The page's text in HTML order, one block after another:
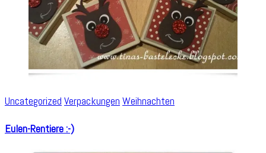
Uncategorized Verpackungen Weihnachten
Eulen-Rentiere :-)